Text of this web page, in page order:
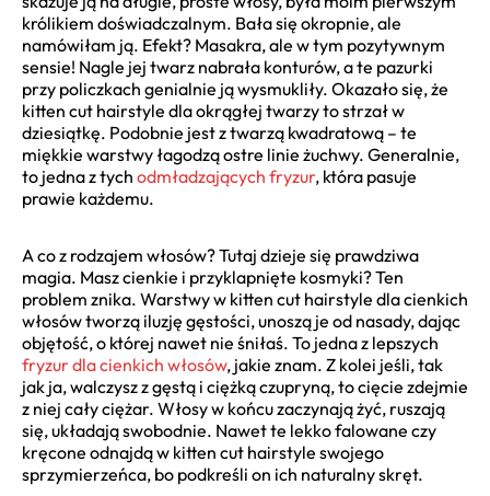
królikiem doświadczalnym. Bała się okropnie, ale
namówiłam ją. Efekt? Masakra, ale w tym pozytywnym
sensie! Nagle jej twarz nabrała konturów, a te pazurki
przy policzkach genialnie ją wysmukliły. Okazało się, że
kitten cut hairstyle dla okrągłej twarzy to strzał w
dziesiątkę. Podobnie jest z twarzą kwadratową – te
miękkie warstwy łagodzą ostre linie żuchwy. Generalnie,
to jedna z tych odmładzających fryzur, która pasuje
prawie każdemu.
A co z rodzajem włosów? Tutaj dzieje się prawdziwa
magia. Masz cienkie i przyklapnięte kosmyki? Ten
problem znika. Warstwy w kitten cut hairstyle dla cienkich
włosów tworzą iluzję gęstości, unoszą je od nasady, dając
objętość, o której nawet nie śniłaś. To jedna z lepszych
fryzur dla cienkich włosów, jakie znam. Z kolei jeśli, tak
jak ja, walczysz z gęstą i ciężką czupryną, to cięcie zdejmie
z niej cały ciężar. Włosy w końcu zaczynają żyć, ruszają
się, układają swobodnie. Nawet te lekko falowane czy
kręcone odnajdą w kitten cut hairstyle swojego
sprzymierzeńca, bo podkreśli on ich naturalny skręt.